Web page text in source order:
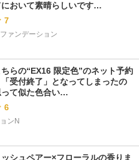
おいて素晴らしいです…
7
ァンデーション
らの“EX16 限定色”のネット予約
受付終了」となってしまったの
て似た色合い…
6
ンN
シュペアー×フローラルの香りま